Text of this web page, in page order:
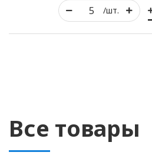
/шт.
Все товары